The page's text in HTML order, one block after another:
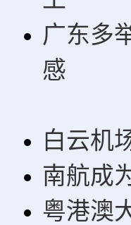
广东多
感
白云机
南航成
粤港澳